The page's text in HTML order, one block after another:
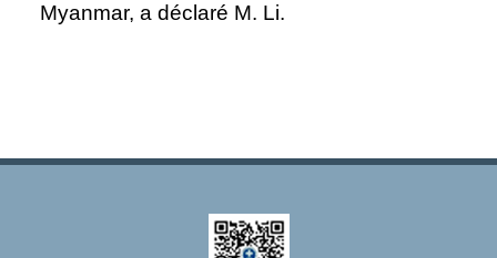
Myanmar, a déclaré M. Li.